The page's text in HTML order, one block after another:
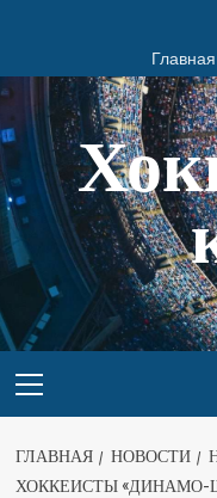
Главная
ГЛАВНАЯ НОВОСТИ
ХОККЕИСТЫ